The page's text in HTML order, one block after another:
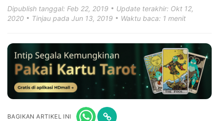
Dipublish tanggal: Feb 22, 2019
Update terakhir: Okt 12,
2020
Tinjau pada Jun 13, 2019 Waktu baca: 1 menit
BAGIKAN ARTIKEL INI